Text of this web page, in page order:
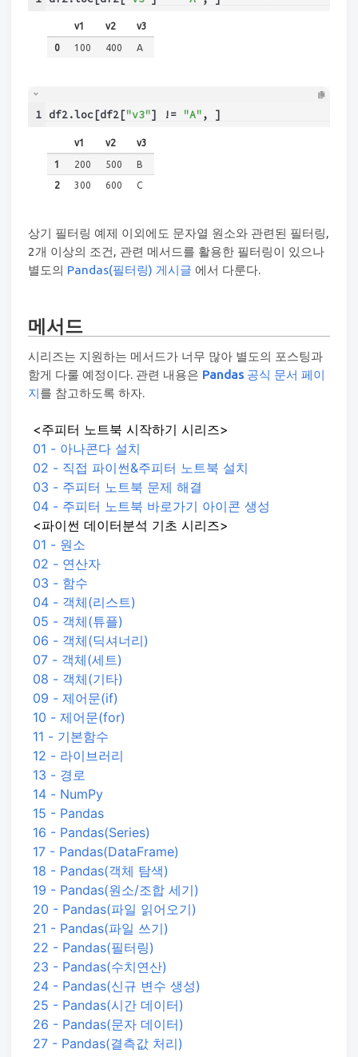
v1 v2 v3
0 100 400 A
1 df2.loc[df2["v3"] != "A", ]
v1 v2 v3
1 200 500
B
2
300 600 C
상기 필터링 예제 이외에도 문자열 원소와 관련된 필터링,
2개 이상의 조건, 관련 메서드를 활용한 필터링이 있으나
별도의 Pandas(필터링) 게시글 에서 다룬다.
메서드
시리즈는 지원하는 메서드가 너무 많아 별도의 포스팅과
함게 다룰 예정이다. 관련 내용은 Pandas 공식 문서 페이
지를 참고하도록 하자.
<주피터 노트북 시작하기 시리즈>
01 - 아나콘다 설치
02 - 직접 파이썬&주피터 노트북 설치
03 - 주피터 노트북 문제 해결
04 - 주피터 노트북 바로가기 아이콘 생성
<파이썬 데이터분석 기초 시리즈>
01 - 원소
02 - 연산자
03 - 함수
04 - 객체(리스트)
05 - 객체(튜플)
06 - 객체(딕셔너리)
07 - 객체(세트)
08 - 객체(기타)
09 - 제어문(if)
10 - 제어문(for)
11 - 기본함수
12 - 라이브러리
13 - 경로
14 - NumPy
15 - Pandas
16 - Pandas(Series)
17 - Pandas(DataFrame)
18 - Pandas(객체 탐색)
19 - Pandas(원소/조합 세기)
20 - Pandas(파일 읽어오기)
21 - Pandas(파일 쓰기)
22 - Pandas(필터링)
23 - Pandas(수치연산)
24 - Pandas(신규 변수 생성)
25 - Pandas(시간 데이터)
26 - Pandas(문자 데이터)
27 - Pandas(결측값 처리)